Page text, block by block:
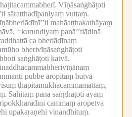
Vīṇāsaṅghāṭoti
sāratthadīpaniyaṃ vuttaṃ.
mahāaṭṭhakathāyaṃ
‘‘kurundiyaṃ panā’’tiādinā
ca bheriādīnaṃ
bherivīṇāsaṅghāṭoti
saṅghāṭoti katvā.
pubbe āropitaṃ hutvā
ṭhapitamukhacammamattaṃ,
Sahitaṃ pana saṅghāṭoti ayaṃ
cammaṃ āropetvā
upakaraṇehi vinandhituṃ.